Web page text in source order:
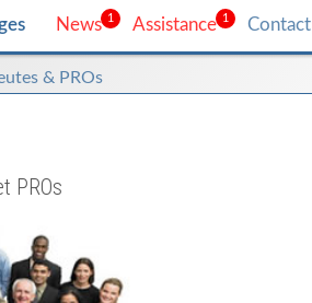
& PROs
1
News 1
Assistance Contact
PROs